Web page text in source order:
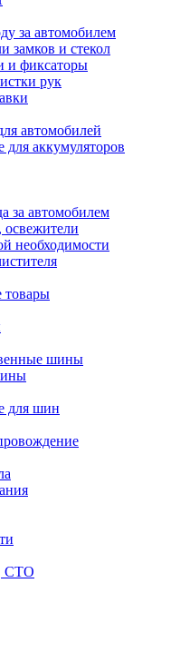
за автомобилем
замков и стекол
и фиксаторы
рук
автомобилей
аккумуляторов
за автомобилем
освежители
необходимости
товары
шины
для шин
СТО